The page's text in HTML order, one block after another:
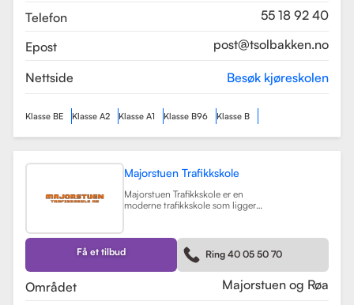
Telefon
55 18 92 40
Epost
post@tsolbakken.no
Nettside Besøk kjøreskolen
Klasse BE Klasse A2 Klasse A1 Klasse B96 Klasse B
Majorstuen Trafikkskole
Majorstuen Trafikkskole er en
moderne trafikkskole som ligger
etablert i 2015 og har raskt blitt
kjent for sin høye kvalitet på
opplæring. Alle instruktørene er
pedagogisk utdannet fra Nord
Universitet og Met Universitet, noe
som sikrer en profesjonell og trygg
Få et tilbud Ring 40 05 50 70
Området
Majorstuen og Røa